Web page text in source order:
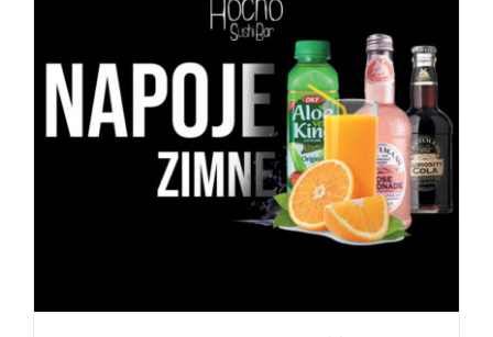
DODAJ DO KOSZYKA SZCZEGÓŁY